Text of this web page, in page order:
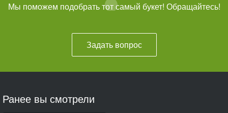
Мы поможем подобрать тот самый букет! Обращайтесь!
Задать вопрос
Ранее вы смотрели